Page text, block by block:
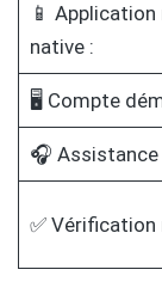
📱
native :
🖥️ Compte
🎧 Assistance
✅ Vérification